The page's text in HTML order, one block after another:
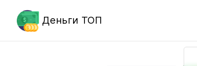
Деньги ТОП